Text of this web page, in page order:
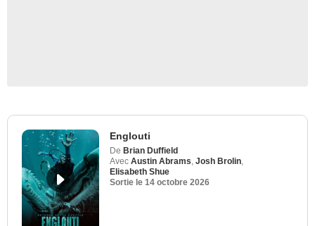
Englouti
De Brian Duffield
Avec Austin Abrams Josh Brolin
Elisabeth Shue
Sortie le 14 octobre 2026